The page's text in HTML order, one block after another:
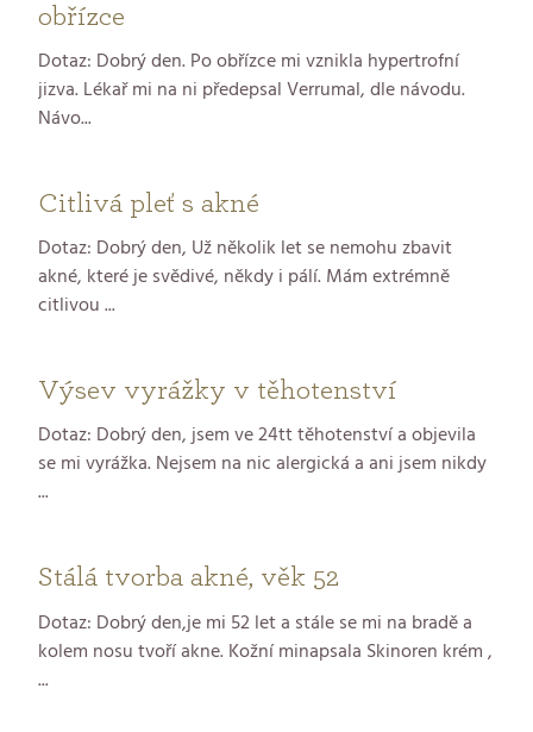
obřízce
Dotaz: Dobrý den. Po obřízce mi vznikla hypertrofní
jizva. Lékař mi na ni předepsal Verrumal, dle návodu.
Návo...
Citlivá pleť s akné
Dotaz: Dobrý den, Už několik let se nemohu zbavit
akné, které je svědivé, někdy i pálí. Mám extrémně
citlivou ...
Výsev vyrážky v těhotenství
Dotaz: Dobrý den, jsem ve 24tt těhotenství a objevila
se mi vyrážka. Nejsem na nic alergická a ani jsem nikdy
...
Stálá tvorba akné, věk 52
Dotaz: Dobrý den,je mi 52 let a stále se mi na bradě a
kolem nosu tvoří akne. Kožní minapsala Skinoren krém ,
...